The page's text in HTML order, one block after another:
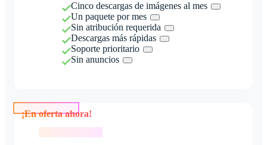
Cinco descargas de imágenes al mes
Un paquete por mes
Sin atribución requerida
Descargas más rápidas
Soporte prioritario
Sin anuncios